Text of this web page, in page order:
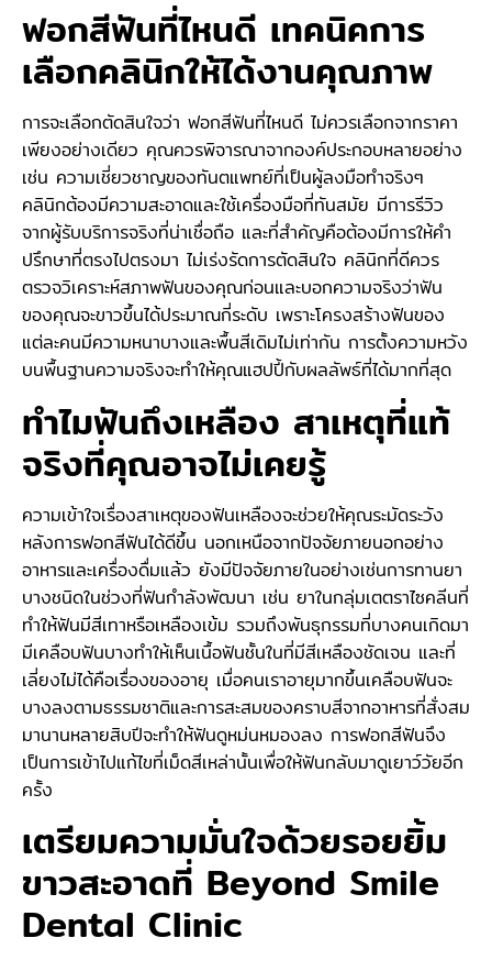
ฟอกสีฟันที่ไหนดี เทคนิคการ
เลือกคลินิกให้ได้งานคุณภาพ
การจะเลือกตัดสินใจว่า ฟอกสีฟันที่ไหนดี ไม่ควรเลือกจากราคา
เพียงอย่างเดียว คุณควรพิจารณาจากองค์ประกอบหลายอย่าง
เช่น ความเชี่ยวชาญของทันตแพทย์ที่เป็นผู้ลงมือทำจริงๆ
คลินิกต้องมีความสะอาดและใช้เครื่องมือที่ทันสมัย มีการรีวิว
จากผู้รับบริการจริงที่น่าเชื่อถือ และที่สำคัญคือต้องมีการให้คำ
ปรึกษาที่ตรงไปตรงมา ไม่เร่งรัดการตัดสินใจ คลินิกที่ดีควร
ตรวจวิเคราะห์สภาพฟันของคุณก่อนและบอกความจริงว่าฟัน
ของคุณจะขาวขึ้นได้ประมาณกี่ระดับ เพราะโครงสร้างฟันของ
แต่ละคนมีความหนาบางและพื้นสีเดิมไม่เท่ากัน การตั้งความหวัง
บนพื้นฐานความจริงจะทำให้คุณแฮปปี้กับผลลัพธ์ที่ได้มากที่สุด
ทำไมฟันถึงเหลือง สาเหตุที่แท้
จริงที่คุณอาจไม่เคยรู้
ความเข้าใจเรื่องสาเหตุของฟันเหลืองจะช่วยให้คุณระมัดระวัง
หลังการฟอกสีฟันได้ดีขึ้น นอกเหนือจากปัจจัยภายนอกอย่าง
อาหารและเครื่องดื่มแล้ว ยังมีปัจจัยภายในอย่างเช่นการทานยา
บางชนิดในช่วงที่ฟันกำลังพัฒนา เช่น ยาในกลุ่มเตตราไซคลีนที่
ทำให้ฟันมีสีเทาหรือเหลืองเข้ม รวมถึงพันธุกรรมที่บางคนเกิดมา
มีเคลือบฟันบางทำให้เห็นเนื้อฟันชั้นในที่มีสีเหลืองชัดเจน และที่
เลี่ยงไม่ได้คือเรื่องของอายุ เมื่อคนเราอายุมากขึ้นเคลือบฟันจะ
บางลงตามธรรมชาติและการสะสมของคราบสีจากอาหารที่สั่งสม
มานานหลายสิบปีจะทำให้ฟันดูหม่นหมองลง การฟอกสีฟันจึง
เป็นการเข้าไปแก้ไขที่เม็ดสีเหล่านั้นเพื่อให้ฟันกลับมาดูเยาว์วัยอีก
ครั้ง
เตรียมความมั่นใจด้วยรอยยิ้ม
ขาวสะอาดที่ Beyond Smile
Dental Clinic